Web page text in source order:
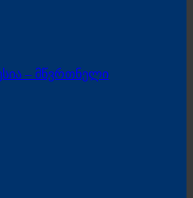
– მწვრთნელი